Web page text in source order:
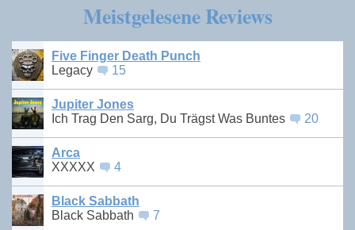
Meistgelesene Reviews
Five Finger Death Punch
Legacy
15
Jupiter Jones
Ich Trag Den Sarg, Du Trägst Was Buntes
20
Arca
XXXXX
4
Black Sabbath
Black Sabbath
7